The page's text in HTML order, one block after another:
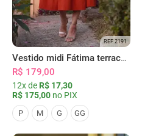
REF 2191
Vestido midi Fátima terracota
R$ 179,00
12x de R$ 17,30
R$ 175,00 no PIX
P M G GG